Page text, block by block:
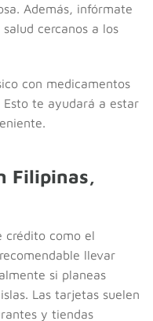
Además, infórmate
cercanos a los
con medicamentos
te ayudará a estar
Filipinas,
crédito como el
llevar
si planeas
Las tarjetas suelen
y tiendas